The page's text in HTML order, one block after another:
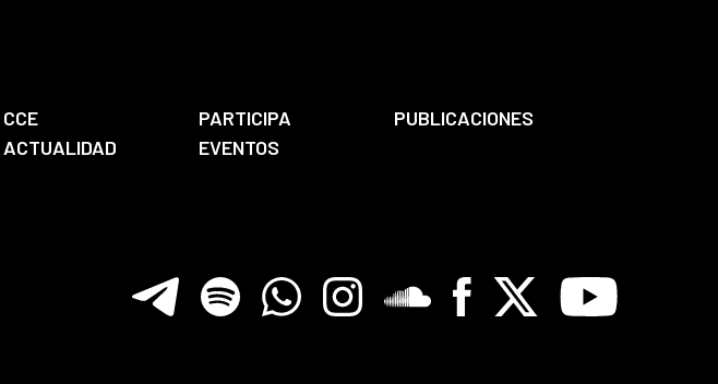
CCE PARTICIPA
PUBLICACIONES
ACTUALIDAD
EVENTOS
TelegramSpotify WhatsappInstagramSoundcloreFacebook
X Youtube